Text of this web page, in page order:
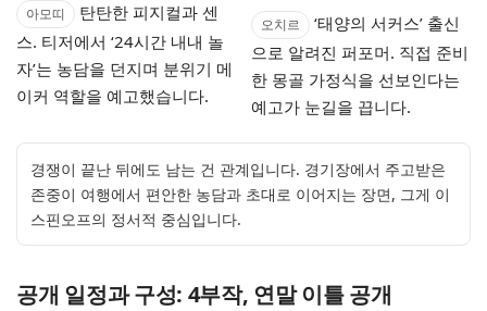
아모띠
탄탄한 피지컬과 센
스. 티저에서 ‘24시간 내내 놀
자’는 농담을 던지며 분위기 메
이커 역할을 예고했습니다.
오치르
‘태양의 서커스’ 출신
으로 알려진 퍼포머. 직접 준비
한 몽골 가정식을 선보인다는
예고가 눈길을 끕니다.
경쟁이 끝난 뒤에도 남는 건 관계입니다. 경기장에서 주고받은
존중이 여행에서 편안한 농담과 초대로 이어지는 장면, 그게 이
스핀오프의 정서적 중심입니다.
공개 일정과 구성: 4부작, 연말 이틀 공개